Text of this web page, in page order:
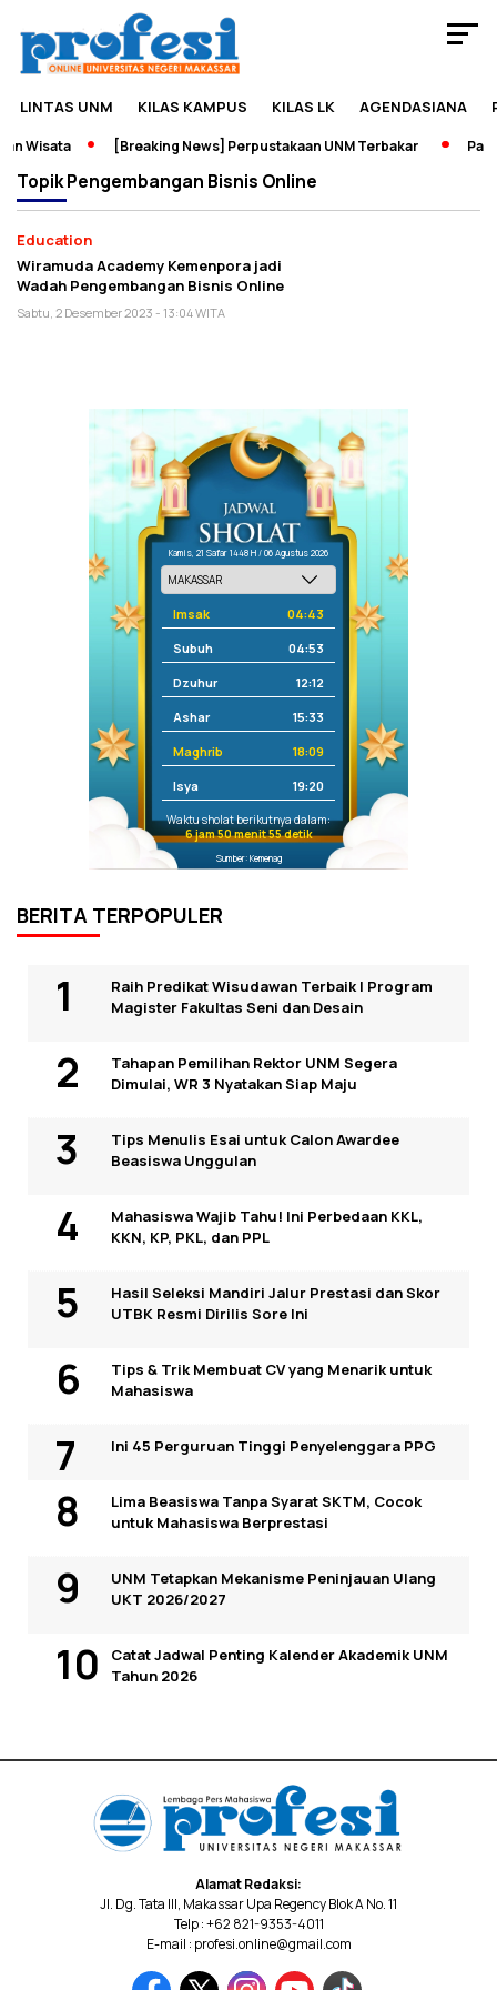
LINTAS UNM KILAS KAMPUS KILAS LK AGENDASIANA
Wisata [Breaking News] Perpustakaan UNM Terbakar
TopikPengembangan Bisnis Online
Education
Wiramuda Academy Kemenpora jadi
Wadah Pengembangan Bisnis Online
Sabtu, 2 Desember 2023 - 13:04 WITA
Kamis, 21 Safar 1448 H / 06 Agustus 2026
Imsak 04:43
Subuh 04:53
Dzuhur 12:12
Ashar 15:33
Maghrib 18:09
Isya 19:20
Waktu sholat berikutnya dalam:
6 jam 50 menit 55 detik
Sumber: Kemenag
BERITA TERPOPULER
Raih Predikat Wisudawan Terbaik I Program
Magister Fakultas Seni dan Desain
Tahapan Pemilihan Rektor UNM Segera
Dimulai, WR 3 Nyatakan Siap Maju
Tips Menulis Esai untuk Calon Awardee
Beasiswa Unggulan
Mahasiswa Wajib Tahu! Ini Perbedaan KKL,
KKN, KP, PKL, dan PPL
Hasil Seleksi Mandiri Jalur Prestasi dan Skor
UTBK Resmi Dirilis Sore Ini
Tips & Trik Membuat CV yang Menarik untuk
Mahasiswa
Ini 45 Perguruan Tinggi Penyelenggara PPG
Lima Beasiswa Tanpa Syarat SKTM, Cocok
untuk Mahasiswa Berprestasi
UNM Tetapkan Mekanisme Peninjauan Ulang
UKT 2026/2027
Catat Jadwal Penting Kalender Akademik UNM
Tahun 2026
Alamat Redaksi:
Jl. Dg. Tata III, Makassar Upa Regency Blok A No. 11
Telp : +62 821-9353-4011
E-mail : profesi.online@gmail.com